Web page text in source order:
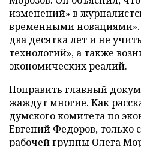
изменений» в
временными новациями».
два десятка лет и не
технологий», а также
экономических реалий.
Поправить главный
жаждут многие. Как
думского комитета по
Евгений Федоров, только
рабочей группы Олега